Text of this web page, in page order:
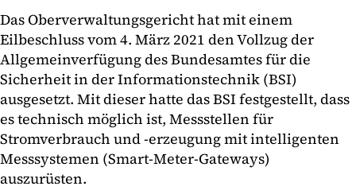
Das Oberverwaltungsgericht hat mit einem
Eilbeschluss vom 4. März 2021 den Vollzug der
Allgemeinverfügung des Bundesamtes für die
Sicherheit in der Informationstechnik (BSI)
ausgesetzt. Mit dieser hatte das BSI festgestellt, dass
es technisch möglich ist, Messstellen für
Stromverbrauch und -erzeugung mit intelligenten
Messsystemen (Smart-Meter-Gateways)
auszurüsten.